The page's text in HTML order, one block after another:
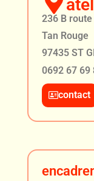
236 B
Tan Rouge
97435 ST
0692 67 69
contact